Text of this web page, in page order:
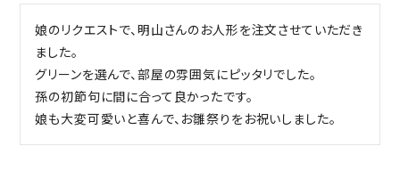
娘のリクエストで、明山さんのお人形を注文させていただき
ました。
グリーンを選んで、部屋の雰囲気にピッタリでした。
孫の初節句に間に合って良かったです。
娘も大変可愛いと喜んで、お雛祭りをお祝いしました。